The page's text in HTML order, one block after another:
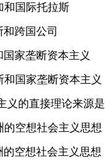
和国际托拉斯
跨国公司
家垄断资本主义
和国家垄断资本主义
义的直接理论来源是
的空想社会主义思想
的空想社会主义思想